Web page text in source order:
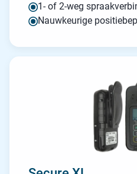
1- of 2-weg
Nauwkeurige